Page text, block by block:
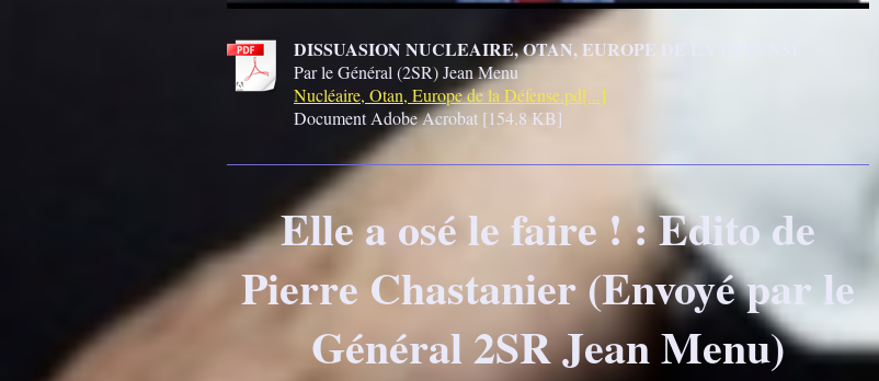
DISSUASION NUCLEAIRE, OTAN, EUROPE DE LA DEFENSE
Par le Général (2SR) Jean Menu
Nucléaire, Otan, Europe de la Défense.pd[...]
Document Adobe Acrobat [154.8 KB]
Elle a osé le faire ! : Edito de
Pierre Chastanier (Envoyé par le
Général 2SR Jean Menu)